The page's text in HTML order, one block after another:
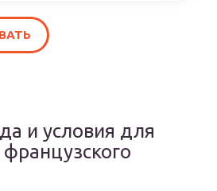
и условия для